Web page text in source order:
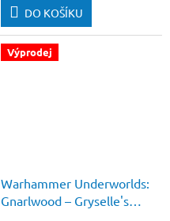
DO KOŠÍKU
Výprodej
Warhammer Underworlds:
Gnarlwood – Gryselle's